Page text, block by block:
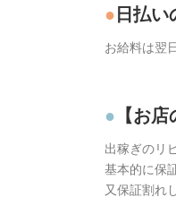
日払い
お給料は翌
【お
出稼ぎのリ
基本的に保
又保証割れ